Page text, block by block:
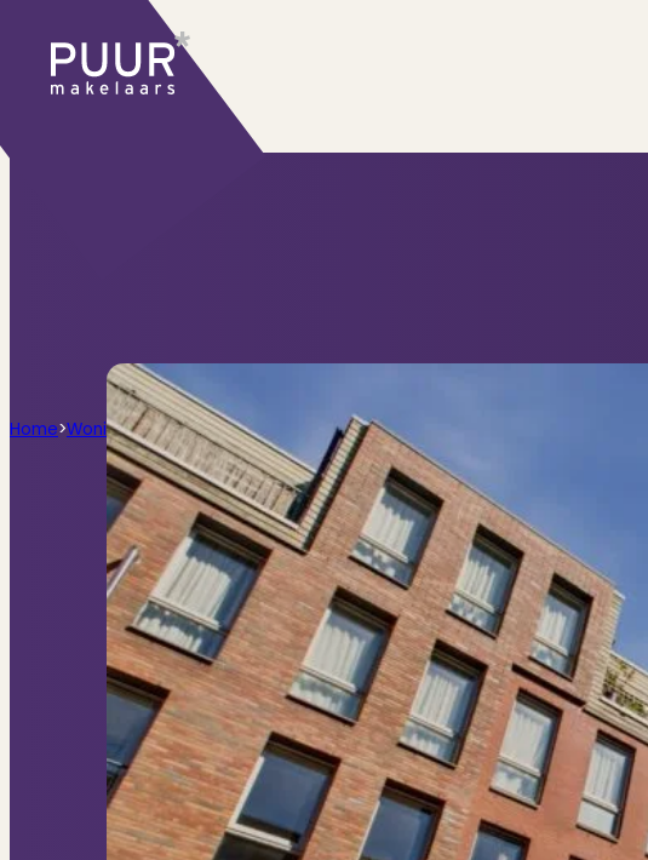
Diensten
VerkoopBegeleiding naar een succesvolle verkoop
AankoopSamen vinden wij jouw droomwoning
TaxatieVoldoe aan alle wettelijke eisen
Stille VerkoopVerkoop jouw huis discreet..
Nieuwbouw verkopenVraagt om specialistische kennis...
VerhurenVerhuur uw woning via ons netwerk
Verhuur & BeheerHuurwoningen én beheer op maat
VerbouwenWil jij jouw huis renoveren? Geen probleem!
Alle dienstenBekijk het overzicht van alle diensten..
Blog
Over PUUR*
Over PUUR* Wie zijn wij?
Ons teamLeer ons beter kennen..
Home>Woningen>Vrolikstraat 347N, Amsterdam